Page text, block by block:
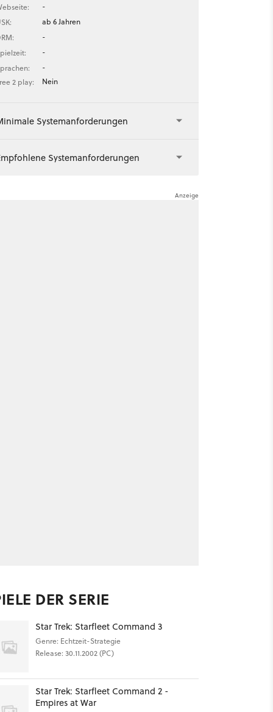
-
ab 6 Jahren
-
-
-
2 play:
Nein
Systemanforderungen
Systemanforderungen
DER SERIE
Star Trek: Starfleet Command 3
Genre: Echtzeit-Strategie
Release: 30.11.2002 (PC)
Star Trek: Starfleet Command 2 -
Empires at War